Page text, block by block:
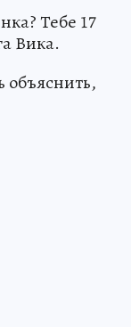
Тебе 17
Вика.
объяснить,